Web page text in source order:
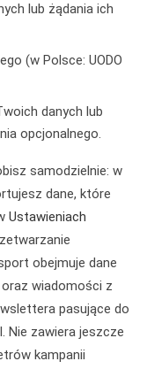
lub żądania ich
(w Polsce: UODO
danych lub
opcjonalnego.
samodzielnie: w
dane, które
Ustawieniach
obejmuje dane
wiadomości z
pasujące do
Nie zawiera jeszcze
kampanii